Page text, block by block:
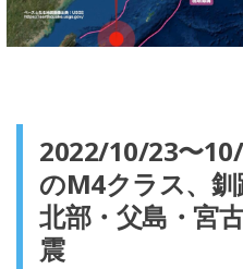
2022/10/23〜
のM4クラス、
北部・父島・宮
震